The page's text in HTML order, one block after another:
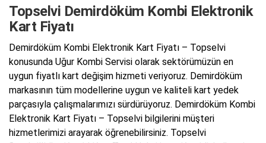
Topselvi Demirdöküm Kombi Elektronik
Kart Fiyatı
Demirdöküm Kombi Elektronik Kart Fiyatı – Topselvi
konusunda Uğur Kombi Servisi olarak sektörümüzün en
uygun fiyatlı kart değişim hizmeti veriyoruz. Demirdöküm
markasının tüm modellerine uygun ve kaliteli kart yedek
parçasıyla çalışmalarımızı sürdürüyoruz. Demirdöküm Kombi
Elektronik Kart Fiyatı – Topselvi bilgilerini müşteri
hizmetlerimizi arayarak öğrenebilirsiniz. Topselvi